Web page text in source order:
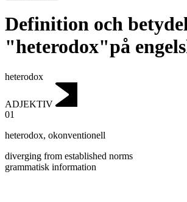
Definition och
"heterodox"på
heterodox
ADJEKTIV
01
heterodox, okonventionell
diverging from established norms
grammatisk information